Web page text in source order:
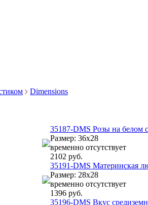
Dimensions
35187-DMS Розы на белом
Размер: 36x28
временно отсутствует
2102 руб.
35191-DMS Материнская
Размер: 28x28
временно отсутствует
1396 руб.
35196-DMS Вкус